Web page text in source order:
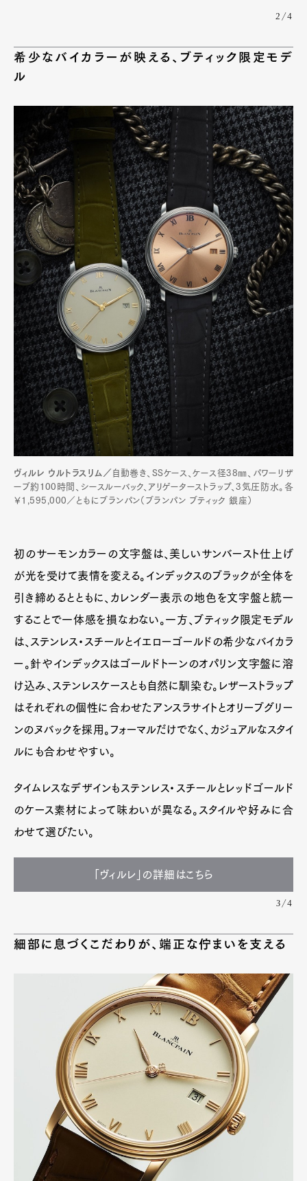
2/4
希少なバイカラーが映える、ブティック限定モデ
ル
ヴィルレ ウルトラスリム／ 自動巻き、SSケース、ケース径38㎜、パワーリザ
ーブ約100時間、シースルーバック、アリゲーターストラップ、3気圧防水。各
￥1,595,000／ともにブランパン（ブランパン ブティック 銀座）
初のサーモンカラーの文字盤は、美しいサンバースト仕上げ
が光を受けて表情を変える。インデックスのブラックが全体を
引き締めるとともに、カレンダー表示の地色を文字盤と統一
することで一体感を損なわない。一方、ブティック限定モデル
は、ステンレス・スチールとイエローゴールドの希少なバイカラ
ー。針やインデックスはゴールドトーンのオパリン文字盤に溶
け込み、ステンレスケースとも自然に馴染む。レザーストラップ
はそれぞれの個性に合わせたアンスラサイトとオリーブグリー
ンのヌバックを採用。フォーマルだけでなく、カジュアルなスタイ
ルにも合わせやすい。
タイムレスなデザインもステンレス・スチールとレッドゴールド
のケース素材によって味わいが異なる。スタイルや好みに合
わせて選びたい。
「ヴィルレ」の詳細はこちら
3/4
細部に息づくこだわりが、端正な佇まいを支える